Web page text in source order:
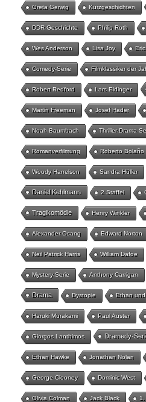
Greta Gerwig Kurzgeschichten
DDR-Geschichte Philip Roth
Wes Anderson Lisa Joy
Comedy-Serie Filmklassiker der
Robert Redford Lars Eidinger
Martin Freeman Josef Hader
Noah Baumbach Thriller-Drama
Romanverfilmung Roberto Bolaño
Woody Harrelson Sandra Hüller
Daniel Kehlmann 2.Staffel
Tragikomödie Henry Winkler
Alexander Osang Edward Norton
Neil Patrick Harris William Dafoe
Mystery-Serie Anthony Carrigan
Drama Dystopie Ethan
Haruki Murakami Paul Auster
Giorgos Lanthimos Dramedy-
Ethan Hawke Jonathan Nolan
George Clooney Dominic West
Olivia Colman Jack Black